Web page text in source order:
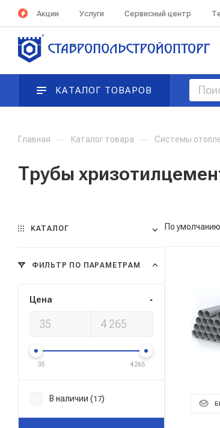
Акции Услуги Сервисный центр
КАТАЛОГ ТОВАРОВ
Главная — Каталог товара — Системы
Трубы
По
КАТАЛОГ
ФИЛЬТР ПО ПАРАМЕТРАМ
Цена
35 4 265
В наличии (17)